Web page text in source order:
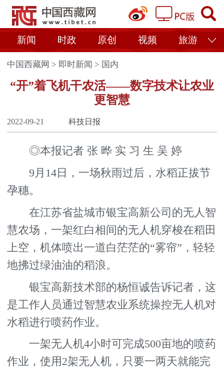
新闻 时政 原创 视频 旅游
中国西藏网 > 即时新闻 > 国内
“开”着飞机干农活——数字技术让农业
更智慧
2022-09-21 科技日报
◎本报记者 张 晔 实 习 生 吴 婷
9月14日，一场秋雨过后，水稻正拔节
孕穗。
在江苏省盐城市银宝高新公司的无人智
慧农场，一架红白相间的无人机穿梭在稻田
上空，机体喷出一道白茫茫的“雾帘”，轻轻
地拂过绿油油的稻浪。
银宝高新技术部的杨恒诚告诉记者，这
是工作人员通过智慧农业系统操控无人机对
水稻进行喷药作业。
一架无人机4小时可完成500亩地的喷药
作业，使用2架无人机，只要一两天就能完